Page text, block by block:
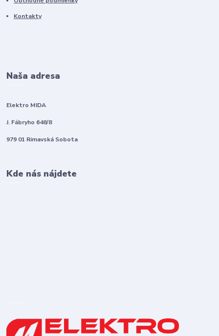
Kontakty
Naša adresa
Elektro MIDA
J. Fábryho 648/8
979 01 Rimavská Sobota
Kde nás nájdete